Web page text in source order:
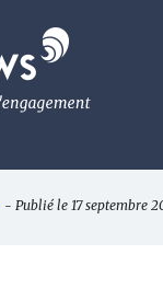
- Publié le 17 septembre